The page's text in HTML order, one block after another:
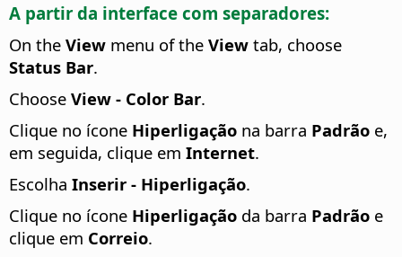
A partir da interface com separadores:
On the View menu of the View tab, choose
Status Bar.
Choose View - Color Bar.
Clique no ícone Hiperligação na barra Padrão e,
em seguida, clique em Internet.
Escolha Inserir - Hiperligação.
Clique no ícone Hiperligação da barra Padrão e
clique em Correio.